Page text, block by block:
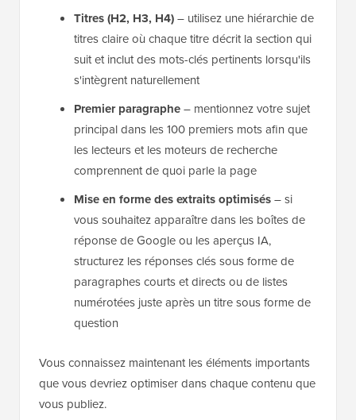
Titres (H2, H3, H4)– utilisez une hiérarchie de
titres claire où chaque titre décrit la section qui
suit et inclut des mots-clés pertinents lorsqu'ils
s'intègrent naturellement
Premier paragraphe– mentionnez votre sujet
principal dans les 100 premiers mots afin que
les lecteurs et les moteurs de recherche
comprennent de quoi parle la page
Mise en forme des extraits optimisés– si
vous souhaitez apparaître dans les boîtes de
réponse de Google ou les aperçus IA,
structurez les réponses clés sous forme de
paragraphes courts et directs ou de listes
numérotées juste après un titre sous forme de
question
Vous connaissez maintenant les éléments importants
que vous devriez optimiser dans chaque contenu que
vous publiez.